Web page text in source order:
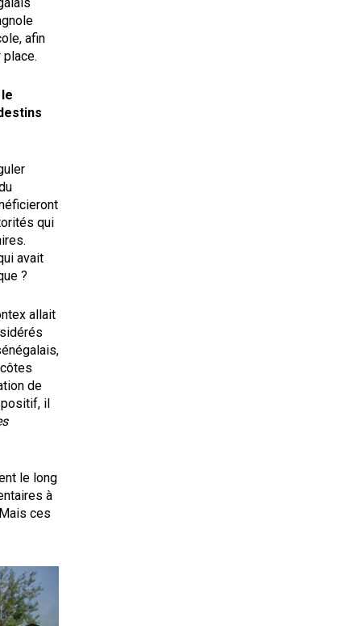
afin
qui
avait
?
allait
de
il
le long
à
ces